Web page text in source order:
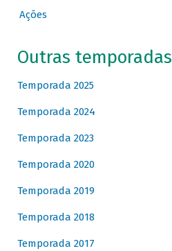
Ações
Outras temporadas
Temporada 2025
Temporada 2024
Temporada 2023
Temporada 2020
Temporada 2019
Temporada 2018
Temporada 2017